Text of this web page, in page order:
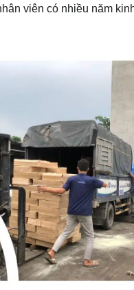
viên có nhiều năm